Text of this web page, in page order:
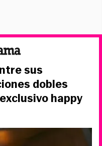
sus
dobles
happy